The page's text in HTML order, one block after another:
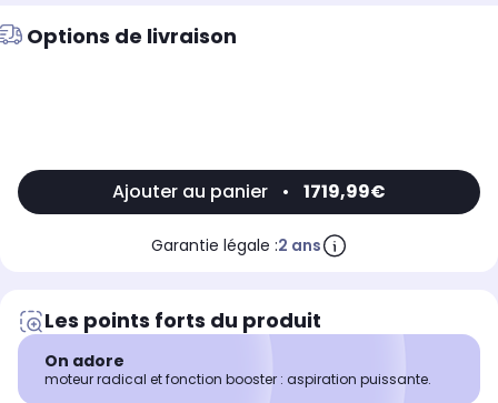
Options de livraison
Ajouter au panier • 1719,99€
Garantie légale :2 ans
Les points forts du produit
On adore
moteur radical et fonction booster : aspiration puissante.